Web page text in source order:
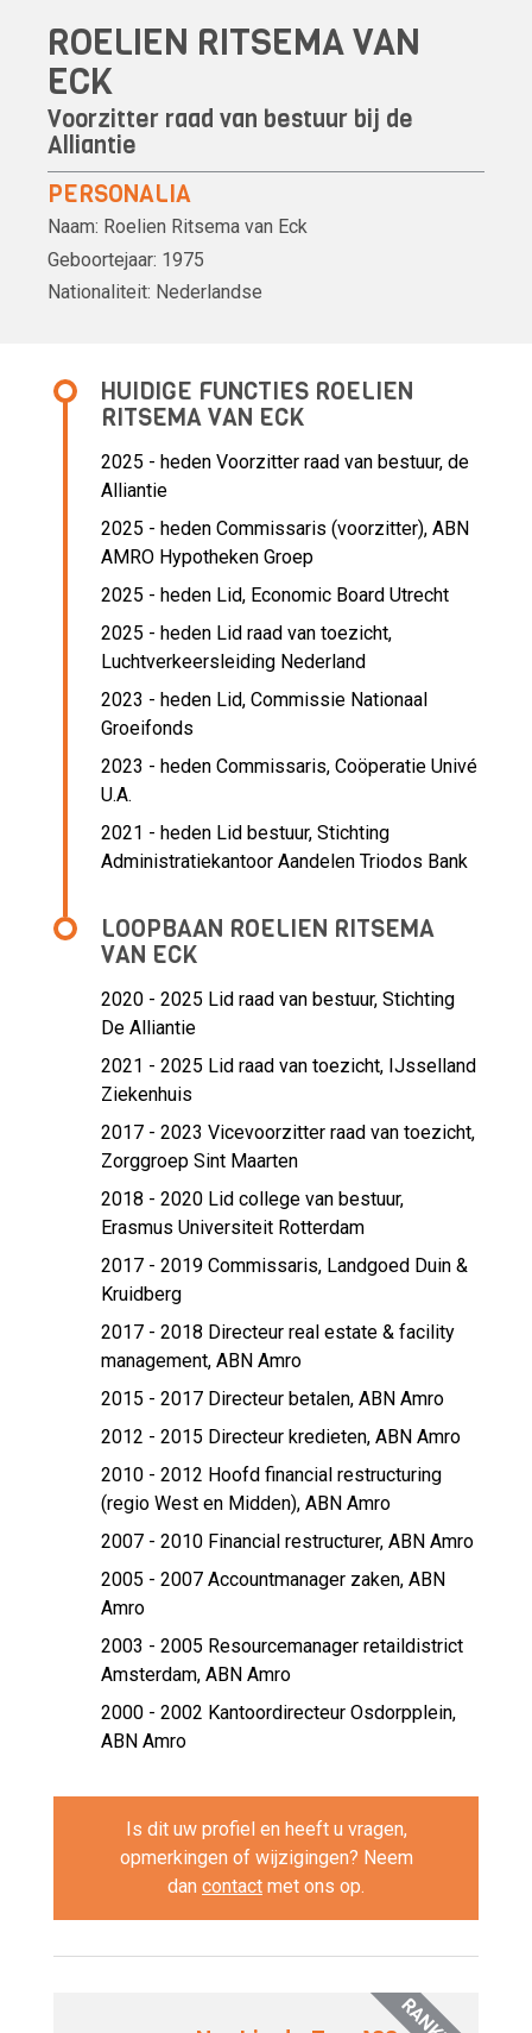
ROELIEN RITSEMA VAN
ECK
Voorzitter raad van bestuur bij de
Alliantie
PERSONALIA
Naam: Roelien Ritsema van Eck
Geboortejaar: 1975
Nationaliteit: Nederlandse
HUIDIGE FUNCTIES ROELIEN
RITSEMA VAN ECK
2025 - heden Voorzitter raad van bestuur, de
Alliantie
2025 - heden Commissaris (voorzitter), ABN
AMRO Hypotheken Groep
2025 - heden Lid, Economic Board Utrecht
2025 - heden Lid raad van toezicht,
Luchtverkeersleiding Nederland
2023 - heden Lid, Commissie Nationaal
Groeifonds
2023 - heden Commissaris, Coöperatie Univé
U.A.
2021 - heden Lid bestuur, Stichting
Administratiekantoor Aandelen Triodos Bank
LOOPBAAN ROELIEN RITSEMA
VAN ECK
2020 - 2025 Lid raad van bestuur, Stichting
De Alliantie
2021 - 2025 Lid raad van toezicht, IJsselland
Ziekenhuis
2017 - 2023 Vicevoorzitter raad van toezicht,
Zorggroep Sint Maarten
2018 - 2020 Lid college van bestuur,
Erasmus Universiteit Rotterdam
2017 - 2019 Commissaris, Landgoed Duin &
Kruidberg
2017 - 2018 Directeur real estate & facility
management, ABN Amro
2015 - 2017 Directeur betalen, ABN Amro
2012 - 2015 Directeur kredieten, ABN Amro
2010 - 2012 Hoofd financial restructuring
(regio West en Midden), ABN Amro
2007 - 2010 Financial restructurer, ABN Amro
2005 - 2007 Accountmanager zaken, ABN
Amro
2003 - 2005 Resourcemanager retaildistrict
Amsterdam, ABN Amro
2000 - 2002 Kantoordirecteur Osdorpplein,
ABN Amro
Is dit uw profiel en heeft u vragen,
opmerkingen of wijzigingen? Neem
dan contact met ons op.